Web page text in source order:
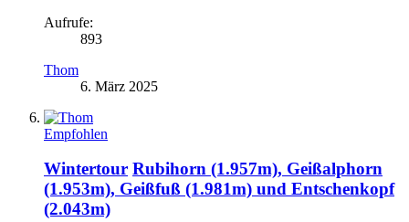
Aufrufe:
893
Thom
6. März 2025
Empfohlen
Wintertour Rubihorn (1.957m), Geißalphorn
(1.953m), Geißfuß (1.981m) und Entschenkopf
(2.043m)